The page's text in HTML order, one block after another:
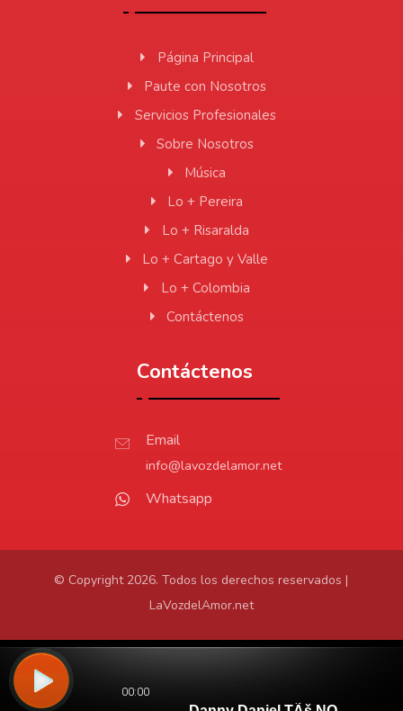
Página Principal
Paute con Nosotros
Servicios Profesionales
Sobre Nosotros
Música
Lo + Pereira
Lo + Risaralda
Lo + Cartago y Valle
Lo + Colombia
Contáctenos
Contáctenos
Email
info@lavozdelamor.net
Whatsapp
© Copyright 2026. Todos los derechos reservados |
LaVozdelAmor.net
Protección de Datos
Desarrollado por